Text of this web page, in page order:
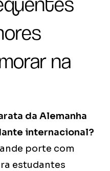
na
da Alemanha
internacional?
porte com
estudantes